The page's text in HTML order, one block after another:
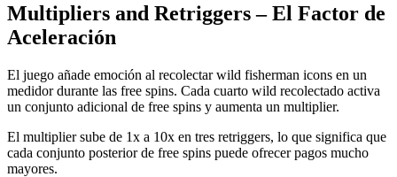
Multipliers and Retriggers – El Factor de
Aceleración
El juego añade emoción al recolectar wild fisherman icons en un
medidor durante las free spins. Cada cuarto wild recolectado activa
un conjunto adicional de free spins y aumenta un multiplier.
El multiplier sube de 1x a 10x en tres retriggers, lo que significa que
cada conjunto posterior de free spins puede ofrecer pagos mucho
mayores.